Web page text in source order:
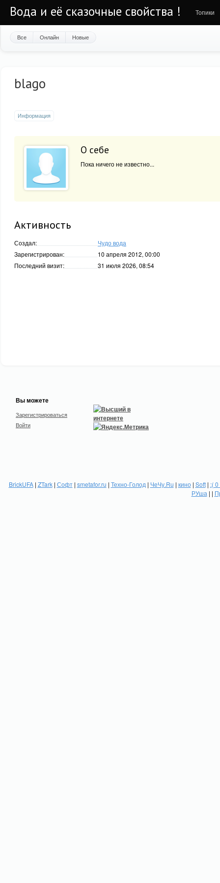
Вода и её сказочные свойства ! Топики
Все Онлайн Новые
blago
Информация
О себе
Пока ничего не известно...
Активность
Создал:
Чудо вода
Зарегистрирован:
10 апреля 2012, 00:00
Последний визит:
31 июля 2026, 08:54
Вы можете
Зарегистрироваться
Войти
BrickUFA| ZTark| Софт| smetafor.ru | Техно-Голод | ЧеЧу.Ru | кино| Soft| :(
РУша | |